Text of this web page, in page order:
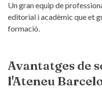
Un gran equip de
editorial i acadèmic que et
formació.
Avantatges de
l'Ateneu